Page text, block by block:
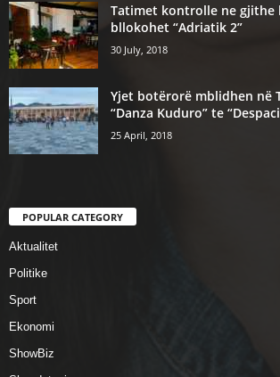
Tatimet kontrolle ne gjithe
bllokohet “Adriatik 2”
30 July, 2018
Yjet botërorë mblidhen në
“Danza Kuduro” te
25 April, 2018
POPULAR CATEGORY
Aktualitet
Politike
Sport
Ekonomi
ShowBiz